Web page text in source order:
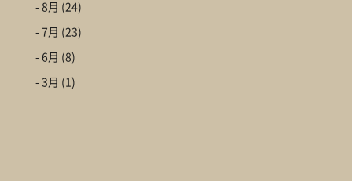
- 8月 (24)
- 7月 (23)
- 6月 (8)
- 3月 (1)